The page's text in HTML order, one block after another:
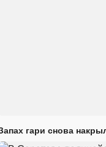
гари снова